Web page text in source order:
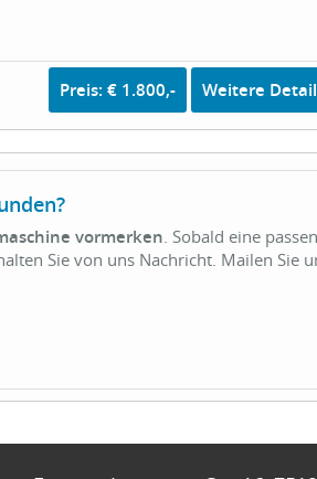
Preis: € 1.800,- Weitere
vormerken . Sobald eine
Sie von uns Nachricht. Mailen Sie